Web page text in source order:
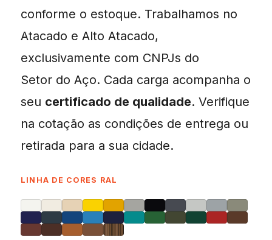
conforme o estoque. Trabalhamos no
Atacado e Alto Atacado,
exclusivamente com CNPJs do
Setor do Aço. Cada carga acompanha o
seu certificado de qualidade. Verifique
na cotação as condições de entrega ou
retirada para a sua cidade.
LINHA DE CORES RAL